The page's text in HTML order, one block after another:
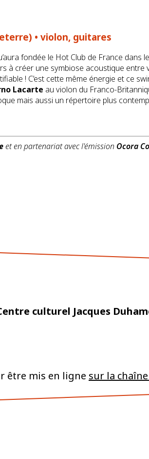
• violon, guitares
fondée le Hot Club de France dans
à créer une symbiose acoustique entre
! C’est cette même énergie et ce
Lacarte au violon du Franco-
mais aussi un répertoire plus
et en partenariat avec l'émission Ocora
culturel Jacques
être mis en ligne sur la